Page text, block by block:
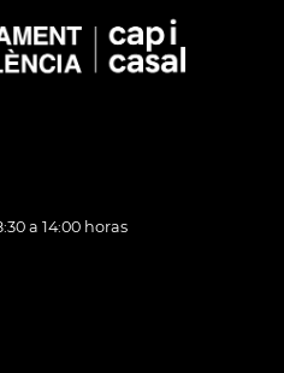
a 14:00 horas